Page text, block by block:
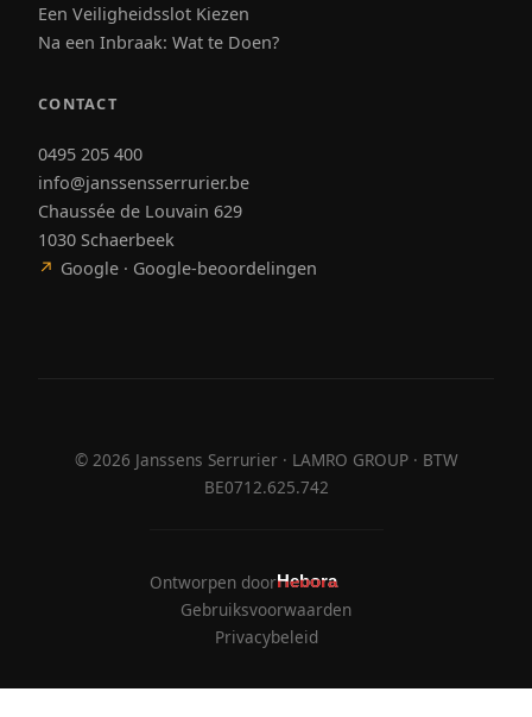
Een Veiligheidsslot Kiezen
Na een Inbraak: Wat te Doen?
CONTACT
0495 205 400
info@janssensserrurier.be
Chaussée de Louvain 629
1030 Schaerbeek
↗ Google · Google-beoordelingen
© 2026 Janssens Serrurier · LAMRO GROUP · BTW
BE0712.625.742
Ontworpen doorHebora
Hebora
Gebruiksvoorwaarden
Privacybeleid